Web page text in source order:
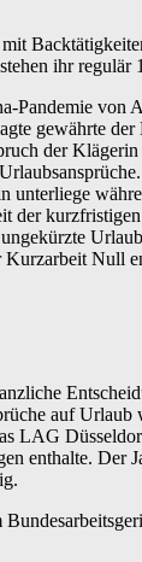
ihr regulär
Pandemie
gewährte
der
unterliege
der
Null
auf
LAG
enthalte.